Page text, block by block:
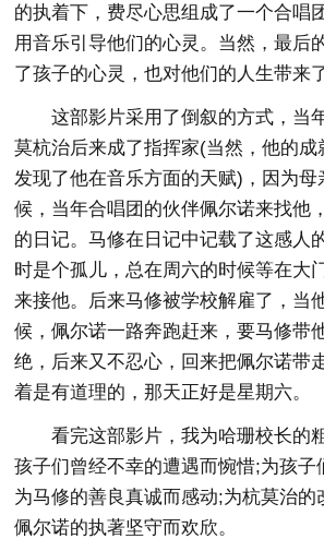
的执着下，费尽心思组成了一个合唱
用音乐引导他们的心灵。当然，最后
了孩子的心灵，也对他们的人生带来
这部影片采用了倒叙的方式，当
莫杭治后来成了指挥家(当然，他的成
发现了他在音乐方面的天赋)，因为母
候，当年合唱团的伙伴佩尔诺来找他
的日记。马修在日记中记载了这感人
时是个孤儿，总在周六的时候等在大
来接他。后来马修被学校解雇了，当
候，佩尔诺一路奔跑赶来，要马修带
绝，后来又不忍心，回来把佩尔诺带
着是有道理的，那天正好是星期六。
看完这部影片，我为哈珊校长的
孩子们曾经不幸的遭遇而惋惜;为孩子
为马修的善良真诚而感动;为杭莫治的
佩尔诺的执著坚守而欢欣。